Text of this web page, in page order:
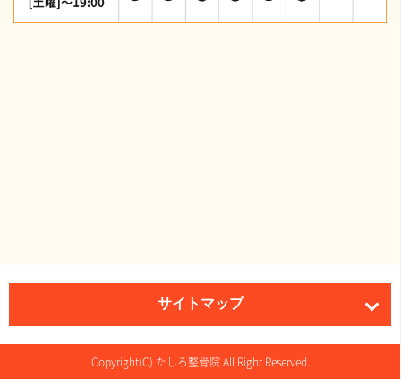
サイトマップ
ホーム
Copyright(C) たしろ整骨院 All Right Reserved.